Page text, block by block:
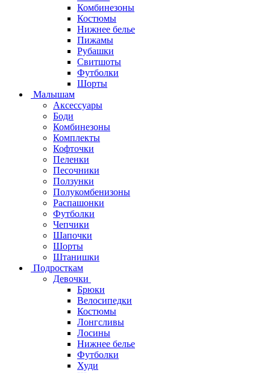
Комбинезоны
Костюмы
Нижнее белье
Пижамы
Рубашки
Свитшоты
Футболки
Шорты
Малышам
Аксессуары
Боди
Комбинезоны
Комплекты
Кофточки
Пеленки
Песочники
Ползунки
Полукомбенизоны
Распашонки
Футболки
Чепчики
Шапочки
Шорты
Штанишки
Подросткам
Девочки
Брюки
Велосипедки
Костюмы
Лонгсливы
Лосины
Нижнее белье
Футболки
Худи